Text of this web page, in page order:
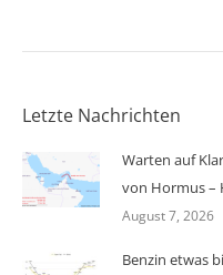
Letzte Nachrichten
Warten auf
von Hormus –
August 7, 2026
Benzin etwas